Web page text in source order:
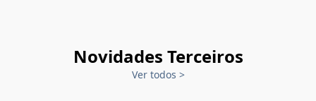
Novidades Terceiros
Ver todos >